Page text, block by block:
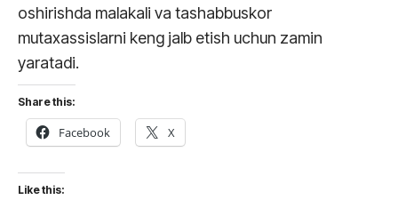
oshirishda malakali va tashabbuskor
mutaxassislarni keng jalb etish uchun zamin
yaratadi.
Share this:
Facebook X
Like this: